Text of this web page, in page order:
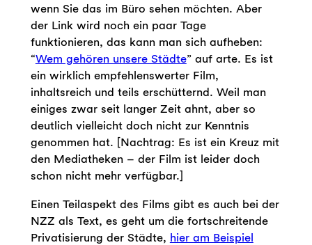
wenn Sie das im Büro sehen möchten. Aber
der Link wird noch ein paar Tage
funktionieren, das kann man sich aufheben:
“Wem gehören unsere Städte” auf arte. Es ist
ein wirklich empfehlenswerter Film,
inhaltsreich und teils erschütternd. Weil man
einiges zwar seit langer Zeit ahnt, aber so
deutlich vielleicht doch nicht zur Kenntnis
genommen hat. [Nachtrag: Es ist ein Kreuz mit
den Mediatheken – der Film ist leider doch
schon nicht mehr verfügbar.]
Einen Teilaspekt des Films gibt es auch bei der
NZZ als Text, es geht um die fortschreitende
Privatisierung der Städte, hier am Beispiel